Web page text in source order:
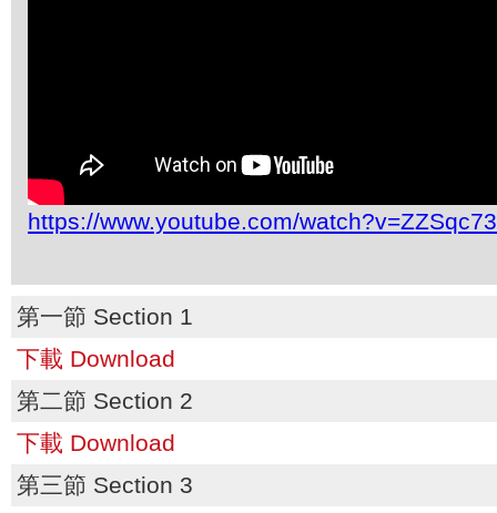
https://www.youtube.com/
第一節 Section 1
下載 Download
第二節 Section 2
下載 Download
第三節 Section 3